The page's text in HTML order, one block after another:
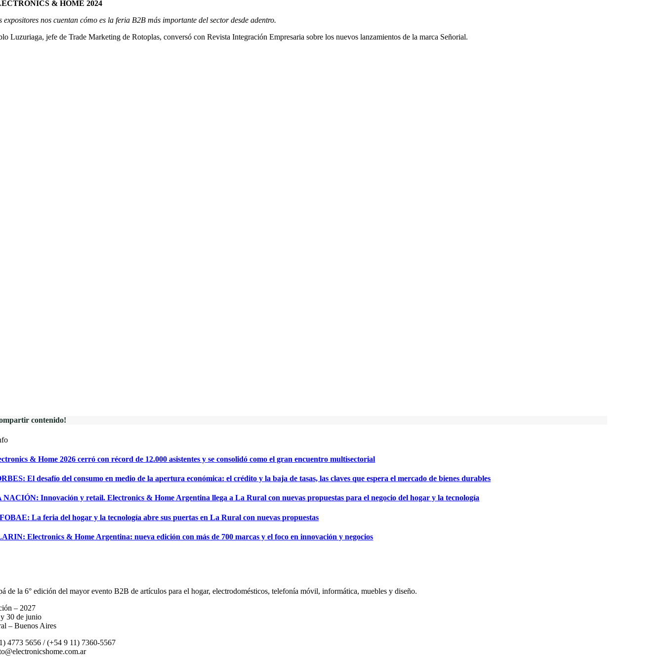
& HOME 2024
expositores nos cuentan cómo es la feria B2B más importante del sector desde adentro.
Luzuriaga, jefe de Trade Marketing de Rotoplas, conversó con Revista Integración Empresaria sobre los nuevos lanzamientos de la marca Señorial.
contenido!
& Home 2026 cerró con récord de 12.000 asistentes y se consolidó como el gran encuentro multisectorial
El desafío del consumo en medio de la apertura económica: el crédito y la baja de tasas, las claves que espera el mercado de bienes durables
NACIÓN: Innovación y retail. Electronics & Home Argentina llega a La Rural con nuevas propuestas para el negocio del hogar y la tecnología
La feria del hogar y la tecnología abre sus puertas en La Rural con nuevas propuestas
Electronics & Home Argentina: nueva edición con más de 700 marcas y el foco en innovación y negocios
de la 6° edición del mayor evento B2B de artículos para el hogar, electrodomésticos, telefonía móvil, informática, muebles y diseño.
– 2027
30 de junio
– Buenos Aires
4773 5656 / (+54 9 11) 7360-5567